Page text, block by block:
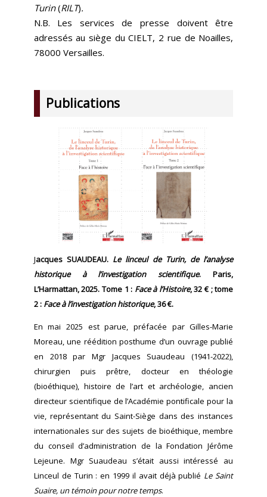
Turin(RILT).
N.B. Les services de presse doivent être
adressés au siège du CIELT, 2 rue de Noailles,
78000 Versailles.
Publications
Jacques SUAUDEAU. Le linceul de Turin, de l’analyse
historique à l’investigation scientifique. Paris,
L’Harmattan, 2025. Tome 1 : Face à l’Histoire, 32 € ; tome
2 : Face à l’investigation historique, 36 €.
En mai 2025 est parue, préfacée par Gilles-Marie
Moreau, une réédition posthume d’un ouvrage publié
en 2018 par Mgr Jacques Suaudeau (1941-2022),
chirurgien puis prêtre, docteur en théologie
(bioéthique), histoire de l’art et archéologie, ancien
directeur scientifique de l’Académie pontificale pour la
vie, représentant du Saint-Siège dans des instances
internationales sur des sujets de bioéthique, membre
du conseil d’administration de la Fondation Jérôme
Lejeune. Mgr Suaudeau s’était aussi intéressé au
Linceul de Turin : en 1999 il avait déjà publié Le Saint
Suaire, un témoin pour notre temps.